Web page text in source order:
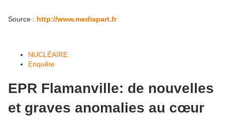
Source : http://www.mediapart.fr
NUCLÉAIRE
Enquête
EPR Flamanville: de nouvelles
et graves anomalies au cœur